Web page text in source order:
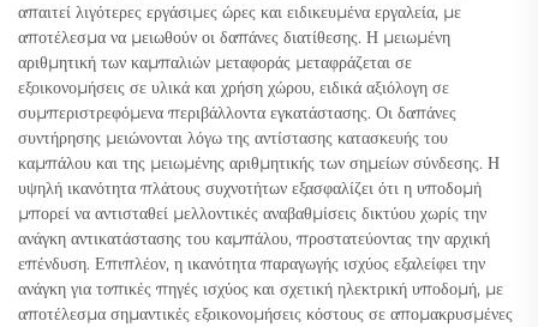
απαιτεί λιγότερες εργάσιμες ώρες και ειδικευμένα εργαλεία, με
αποτέλεσμα να μειωθούν οι δαπάνες διατίθεσης. Η μειωμένη
αριθμητική των καμπαλιών μεταφοράς μεταφράζεται σε
εξοικονομήσεις σε υλικά και χρήση χώρου, ειδικά αξιόλογη σε
συμπεριστρεφόμενα περιβάλλοντα εγκατάστασης. Οι δαπάνες
συντήρησης μειώνονται λόγω της αντίστασης κατασκευής του
καμπάλου και της μειωμένης αριθμητικής των σημείων σύνδεσης. Η
υψηλή ικανότητα πλάτους συχνοτήτων εξασφαλίζει ότι η υποδομή
μπορεί να αντισταθεί μελλοντικές αναβαθμίσεις δικτύου χωρίς την
ανάγκη αντικατάστασης του καμπάλου, προστατεύοντας την αρχική
επένδυση. Επιπλέον, η ικανότητα παραγωγής ισχύος εξαλείφει την
ανάγκη για τοπικές πηγές ισχύος και σχετική ηλεκτρική υποδομή, με
αποτέλεσμα σημαντικές εξοικονομήσεις κόστους σε απομακρυσμένες